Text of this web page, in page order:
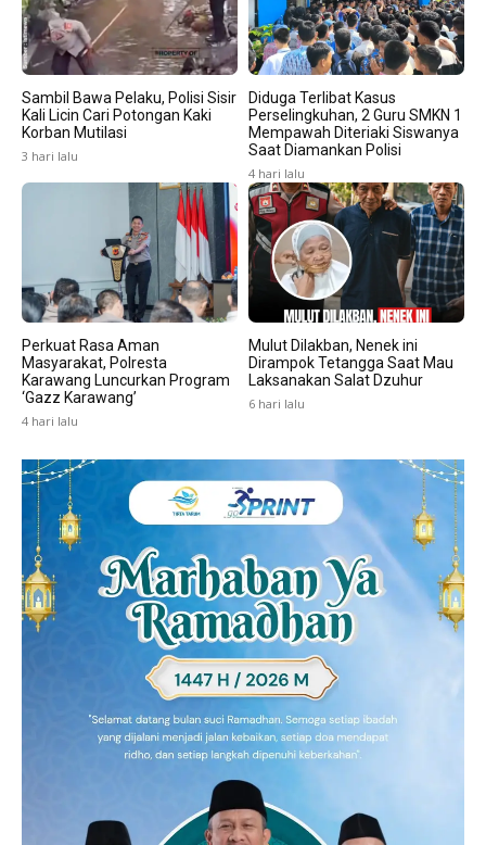
Sambil Bawa Pelaku, Polisi Sisir
Kali Licin Cari Potongan Kaki
Korban Mutilasi
3 hari lalu
Diduga Terlibat Kasus
Perselingkuhan, 2 Guru SMKN 1
Mempawah Diteriaki Siswanya
Saat Diamankan Polisi
4 hari lalu
Perkuat Rasa Aman
Masyarakat, Polresta
Karawang Luncurkan Program
‘Gazz Karawang’
4 hari lalu
Mulut Dilakban, Nenek ini
Dirampok Tetangga Saat Mau
Laksanakan Salat Dzuhur
6 hari lalu